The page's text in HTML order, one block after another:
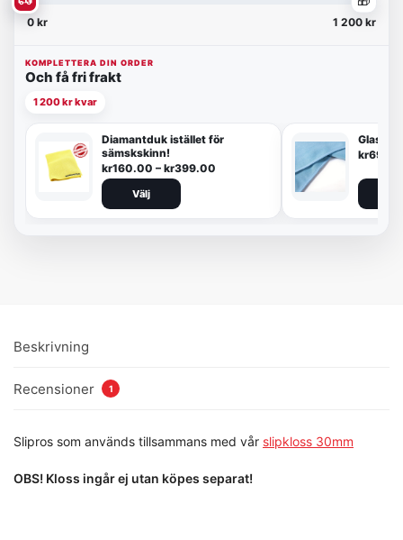
0 kr 1 200 kr
KOMPLETTERA DIN ORDER
Och få fri frakt
1 200 kr kvar
Diamantduk istället för
sämskskinn!
kr160.00 – kr399.00
Välj
kr69.00
Beskrivning
Recensioner 1
Slipros som används tillsammans med vår slipkloss 30mm
OBS! Kloss ingår ej utan köpes separat!